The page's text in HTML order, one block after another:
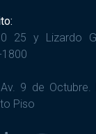
25 y Lizardo
9 de Octubre.
Piso